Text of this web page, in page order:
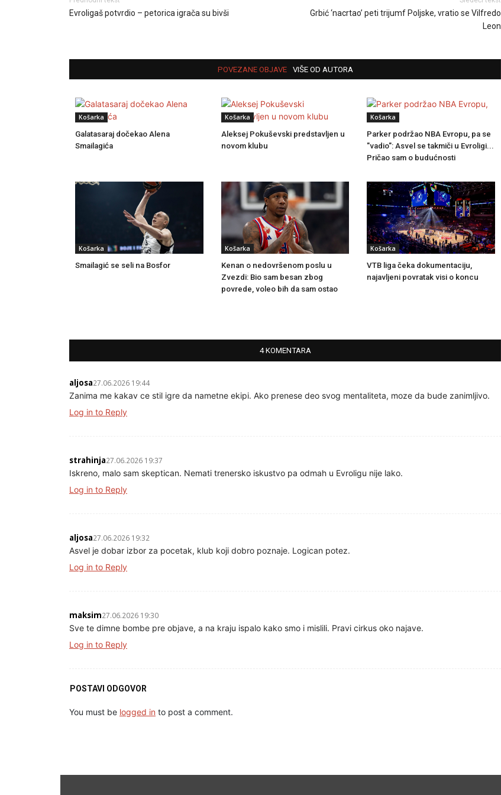
Evroligaš potvrdio – petorica igrača su bivši
Grbić ‘nacrtao’ peti trijumf Poljske, vratio se Vilfredo
Leon
POVEZANE OBJAVE VIŠE OD AUTORA
Košarka
Galatasaraj dočekao Alena
Smailagića
Košarka
Aleksej Pokuševski predstavljen u
novom klubu
Košarka
Parker podržao NBA Evropu, pa se
"vadio": Asvel se takmiči u Evroligi...
Pričao sam o budućnosti
Košarka
Smailagić se seli na Bosfor
Košarka
Kenan o nedovršenom poslu u
Zvezdi: Bio sam besan zbog
povrede, voleo bih da sam ostao
Košarka
VTB liga čeka dokumentaciju,
najavljeni povratak visi o koncu
4 KOMENTARA
aljosa27.06.2026 19:44
Zanima me kakav ce stil igre da nametne ekipi. Ako prenese deo svog mentaliteta, moze da bude zanimljivo.
Log in to Reply
strahinja27.06.2026 19:37
Iskreno, malo sam skeptican. Nemati trenersko iskustvo pa odmah u Evroligu nije lako.
Log in to Reply
aljosa27.06.2026 19:32
Asvel je dobar izbor za pocetak, klub koji dobro poznaje. Logican potez.
Log in to Reply
maksim27.06.2026 19:30
Sve te dimne bombe pre objave, a na kraju ispalo kako smo i mislili. Pravi cirkus oko najave.
Log in to Reply
POSTAVI ODGOVOR
You must be logged in to post a comment.